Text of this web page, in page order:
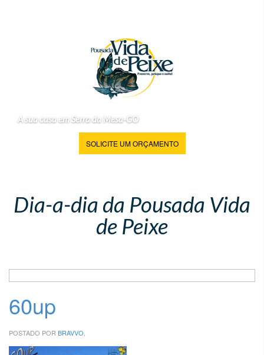
A sua casa em Serra da Mesa-GO
SOLICITE UM ORÇAMENTO
Dia-a-dia da Pousada Vida
de Peixe
60up
POSTADO PORBRAVVO,